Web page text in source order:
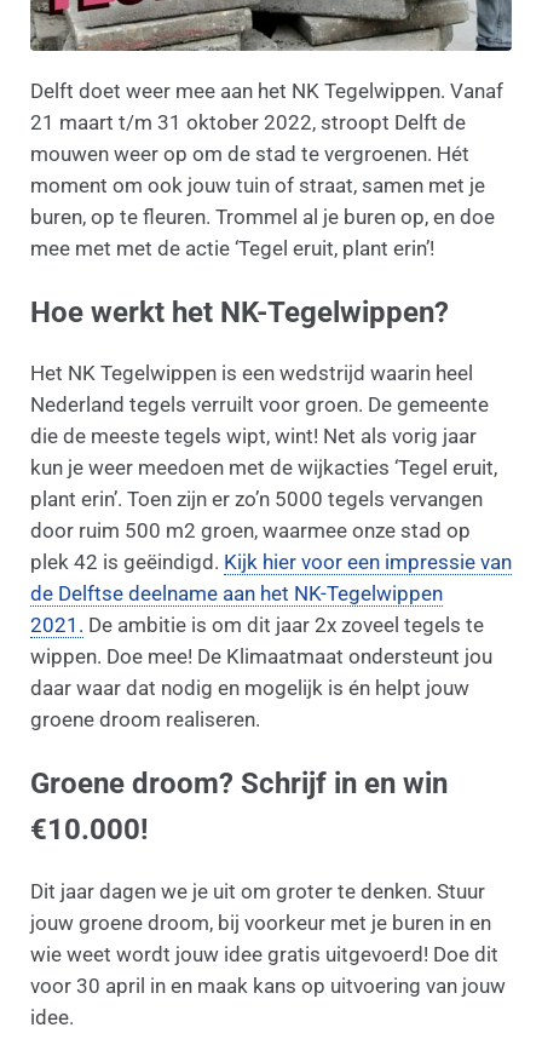
Delft doet weer mee aan het NK Tegelwippen. Vanaf
21 maart t/m 31 oktober 2022, stroopt Delft de
mouwen weer op om de stad te vergroenen. Hét
moment om ook jouw tuin of straat, samen met je
buren, op te fleuren. Trommel al je buren op, en doe
mee met met de actie ‘Tegel eruit, plant erin’!
Hoe werkt het NK-Tegelwippen?
Het NK Tegelwippen is een wedstrijd waarin heel
Nederland tegels verruilt voor groen. De gemeente
die de meeste tegels wipt, wint! Net als vorig jaar
kun je weer meedoen met de wijkacties ‘Tegel eruit,
plant erin’. Toen zijn er zo’n 5000 tegels vervangen
door ruim 500 m2 groen, waarmee onze stad op
plek 42 is geëindigd. Kijk hier voor een impressie van
de Delftse deelname aan het NK-Tegelwippen
2021. De ambitie is om dit jaar 2x zoveel tegels te
wippen. Doe mee! De Klimaatmaat ondersteunt jou
daar waar dat nodig en mogelijk is én helpt jouw
groene droom realiseren.
Groene droom? Schrijf in en win
€10.000!
Dit jaar dagen we je uit om groter te denken. Stuur
jouw groene droom, bij voorkeur met je buren in en
wie weet wordt jouw idee gratis uitgevoerd! Doe dit
voor 30 april in en maak kans op uitvoering van jouw
idee.